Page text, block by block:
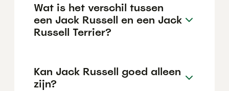
Wat is het verschil tussen
een Jack Russell en een Jack
Russell Terrier?
Kan Jack Russell goed alleen
zijn?